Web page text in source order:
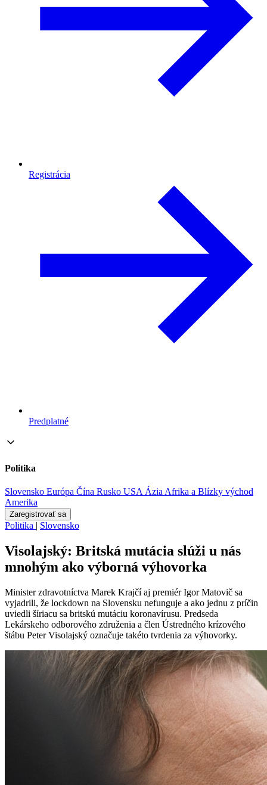
Registrácia
Predplatné
Politika
Slovensko Európa Čína Rusko USA ÁziaAfrika a Blízky východ
Amerika
Zaregistrovať sa
Politika | Slovensko
Visolajský: Britská mutácia slúži u nás
mnohým ako výborná výhovorka
Minister zdravotníctva Marek Krajčí aj premiér Igor Matovič sa
vyjadrili, že lockdown na Slovensku nefunguje a ako jednu z príčin
uviedli šíriacu sa britskú mutáciu koronavírusu. Predseda
Lekárskeho odborového združenia a člen Ústredného krízového
štábu Peter Visolajský označuje takéto tvrdenia za výhovorky.